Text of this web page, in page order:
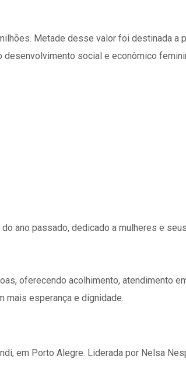
Metade desse valor foi destinada a
desenvolvimento social e econômico
ano passado, dedicado a mulheres e
oferecendo acolhimento, atendimento
mais esperança e dignidade.
em Porto Alegre. Liderada por Nelsa